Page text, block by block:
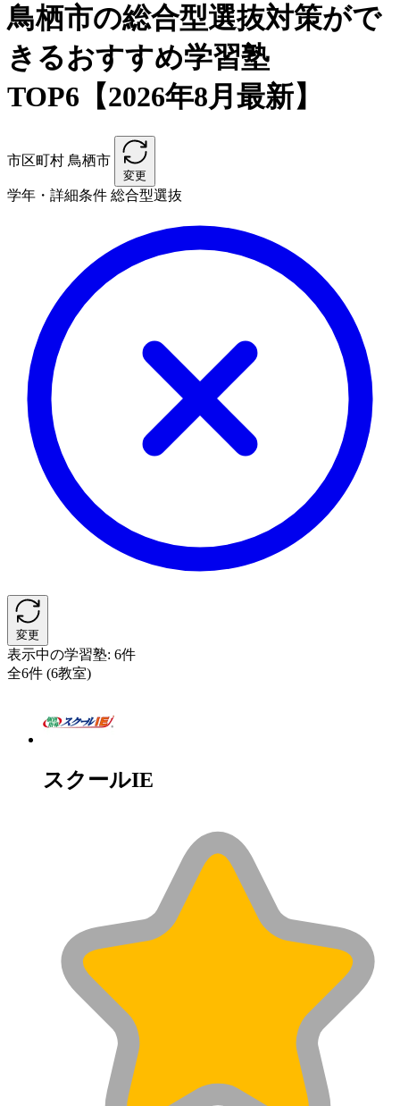
鳥栖市の総合型選抜対策がで
きるおすすめ学習塾
TOP6【2026年8月最新】
市区町村 鳥栖市
変更
学年・詳細条件 総合型選抜
変更
表示中の学習塾: 6件
全6件 (6教室)
スクールIE